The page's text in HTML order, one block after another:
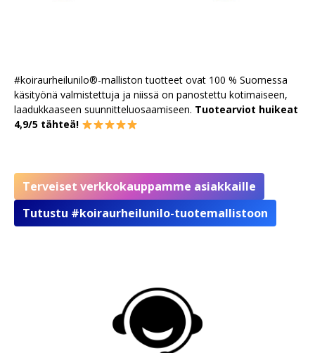
#koiraurheilunilo®-malliston tuotteet ovat 100 % Suomessa
käsityönä valmistettuja ja niissä on panostettu kotimaiseen,
laadukkaaseen suunnitteluosaamiseen. Tuotearviot huikeat
4,9/5 tähteä!
Terveiset verkkokauppamme asiakkaille
Tutustu #koiraurheilunilo-tuotemallistoon